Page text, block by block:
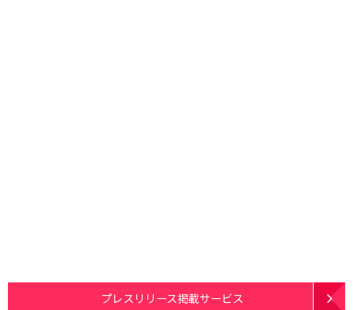
プレスリリース掲載サービス